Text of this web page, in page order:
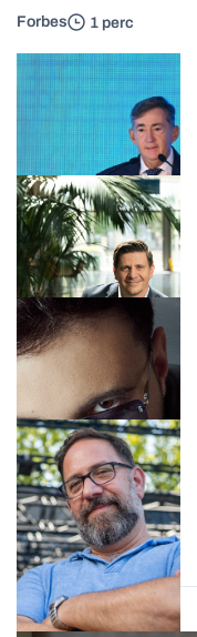
Forbes 1 perc
Elszámoltatás
TÁMOGATÓI
TARTALOM
Forbes-sztori